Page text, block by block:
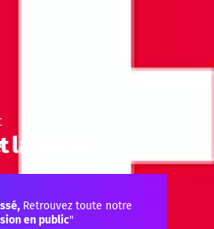
la plume
Retrouvez toute notre
en public"